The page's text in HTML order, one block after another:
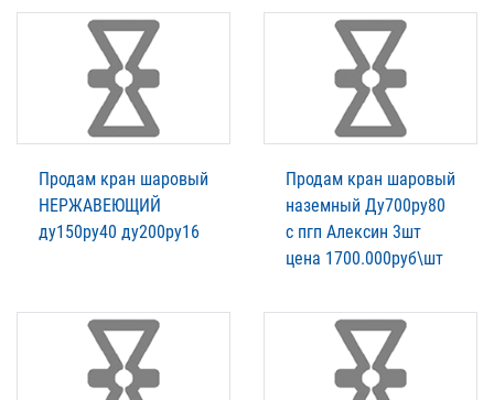
Продам кран шаровый
НЕРЖАВЕЮЩИЙ
ду150ру40 ду200ру16
Продам кран шаровый
наземный Ду700ру80
с пгп Алексин 3шт
цена 1700.000руб\шт